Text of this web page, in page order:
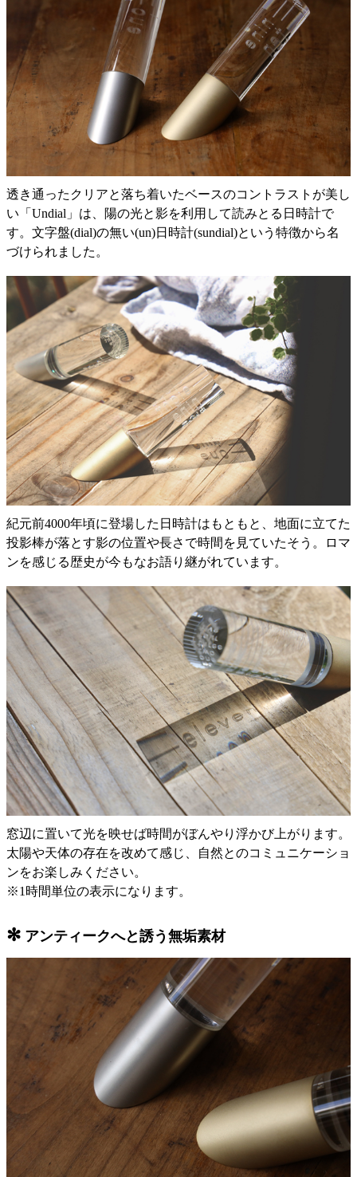
透き通ったクリアと落ち着いたベースのコントラストが美し
い「Undial」は、陽の光と影を利用して読みとる日時計で
す。文字盤(dial)の無い(un)日時計(sundial)という特徴から名
づけられました。
紀元前4000年頃に登場した日時計はもともと、地面に立てた
投影棒が落とす影の位置や長さで時間を見ていたそう。ロマ
ンを感じる歴史が今もなお語り継がれています。
窓辺に置いて光を映せば時間がぼんやり浮かび上がります。
太陽や天体の存在を改めて感じ、自然とのコミュニケーショ
ンをお楽しみください。
※1時間単位の表示になります。
✻ アンティークへと誘う無垢素材